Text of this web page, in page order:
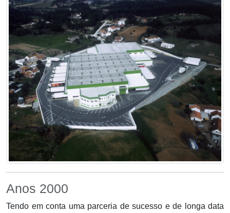
Anos 2000
Tendo em conta uma parceria de sucesso e de longa data